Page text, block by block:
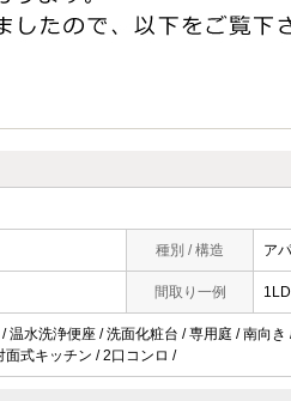
種別 / 構造 ア
間取り一例
水洗浄便座 / 洗面化粧台 / 専用庭 / 南向
面式キッチン / 2口コンロ /